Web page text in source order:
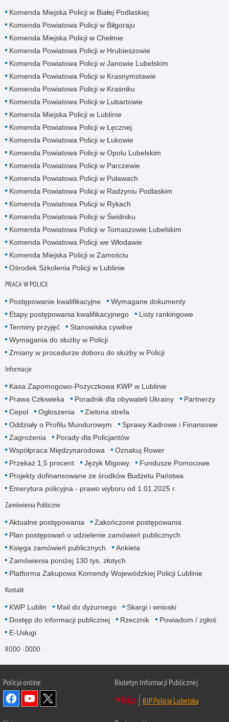
Komenda Miejska Policji w Białej Podlaskiej
Komenda Powiatowa Policji w Biłgoraju
Komenda Miejska Policji w Chełmie
Komenda Powiatowa Policji w Hrubieszowie
Komenda Powiatowa Policji w Janowie Lubelskim
Komenda Powiatowa Policji w Krasnymstawie
Komenda Powiatowa Policji w Kraśniku
Komenda Powiatowa Policji w Lubartowie
Komenda Miejska Policji w Lublinie
Komenda Powiatowa Policji w Łęcznej
Komenda Powiatowa Policji w Łukowie
Komenda Powiatowa Policji w Opolu Lubelskim
Komenda Powiatowa Policji w Parczewie
Komenda Powiatowa Policji w Puławach
Komenda Powiatowa Policji w Radzyniu Podlaskim
Komenda Powiatowa Policji w Rykach
Komenda Powiatowa Policji w Świdniku
Komenda Powiatowa Policji w Tomaszowie Lubelskim
Komenda Powiatowa Policji we Włodawie
Komenda Miejska Policji w Zamościu
Ośrodek Szkolenia Policji w Lublinie
PRACA W POLICJI
Postępowanie kwalifikacyjne
Wymagane dokumenty
Etapy postępowania kwalifikacyjnego
Listy rankingowe
Terminy przyjęć
Stanowiska cywilne
Wymagania do służby w Policji
Zmiany w procedurze doboru do służby w Policji
Informacje
Kasa Zapomogowo-Pożyczkowa KWP w Lublinie
Prawa Człowieka
Poradnik dla obywateli Ukrainy
Partnerzy
Cepol
Ogłoszenia
Zielona strefa
Oddziały o Profilu Mundurowym
Sprawy Kadrowe i Finansowe
Zagrożenia
Porady dla Policjantów
Współpraca Międzynarodowa
Oznakuj Rower
Przekaż 1,5 procent
Język Migowy
Fundusze Pomocowe
Projekty dofinansowane ze środków Budżetu Państwa
Emerytura policyjna - prawo wyboru od 1.01.2025 r.
Zamówienia Publiczne
Aktualne postępowania
Zakończone postępowania
Plan postępowań o udzielenie zamówień publicznych
Księga zamówień publicznych
Ankieta
Zamówienia poniżej 130 tys. złotych
Platforma Zakupowa Komendy Wojewódzkiej Policji Lublinie
Kontakt
KWP Lublin Mail do dyżurnego
Skargi i wnioski
Dostęp do informacji publicznej
Rzecznik
Powiadom / zgłoś
E-Usługi
RODO - DODO
Policja online
Biuletyn Informacji Publicznej
BIP Policja Lubelska